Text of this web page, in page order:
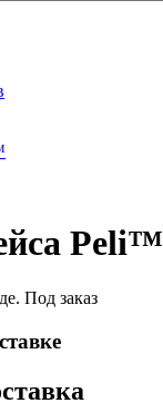
Peli™
Под заказ